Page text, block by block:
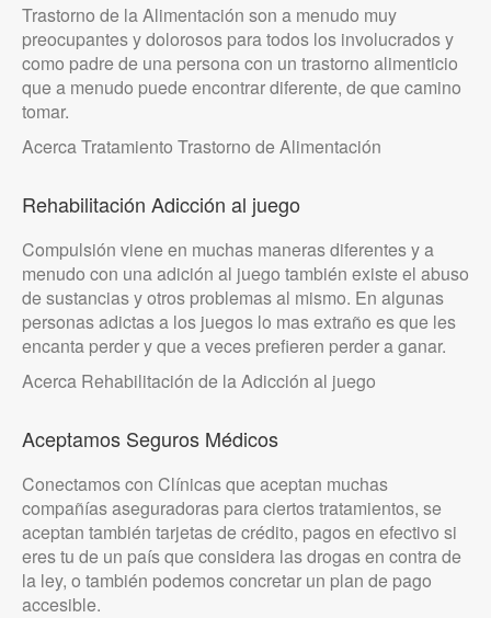
Trastorno de la Alimentación son a menudo muy
preocupantes y dolorosos para todos los involucrados y
como padre de una persona con un trastorno alimenticio
que a menudo puede encontrar diferente, de que camino
tomar.
Acerca Tratamiento Trastorno de Alimentación
Rehabilitación Adicción al juego
Compulsión viene en muchas maneras diferentes y a
menudo con una adición al juego también existe el abuso
de sustancias y otros problemas al mismo. En algunas
personas adictas a los juegos lo mas extraño es que les
encanta perder y que a veces prefieren perder a ganar.
Acerca Rehabilitación de la Adicción al juego
Aceptamos Seguros Médicos
Conectamos con Clínicas que aceptan muchas
compañías aseguradoras para ciertos tratamientos, se
aceptan también tarjetas de crédito, pagos en efectivo si
eres tu de un país que considera las drogas en contra de
la ley, o también podemos concretar un plan de pago
accesible.